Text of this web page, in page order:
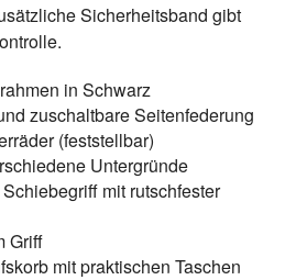
Sicherheitsband gibt
in Schwarz
zuschaltbare Seitenfederung
(feststellbar)
Untergründe
mit rutschfester
Griff
mit praktischen Taschen